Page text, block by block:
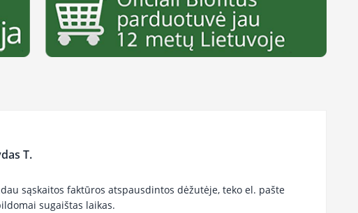
T.
sąskaitos faktūros atspausdintos dėžutėje, teko el. pašte
sugaištas laikas.